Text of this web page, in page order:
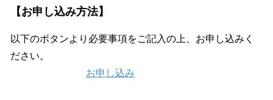
【お申し込み方法】
以下のボタンより必要事項をご記入の上、お申し込みく
ださい。
お申し込み